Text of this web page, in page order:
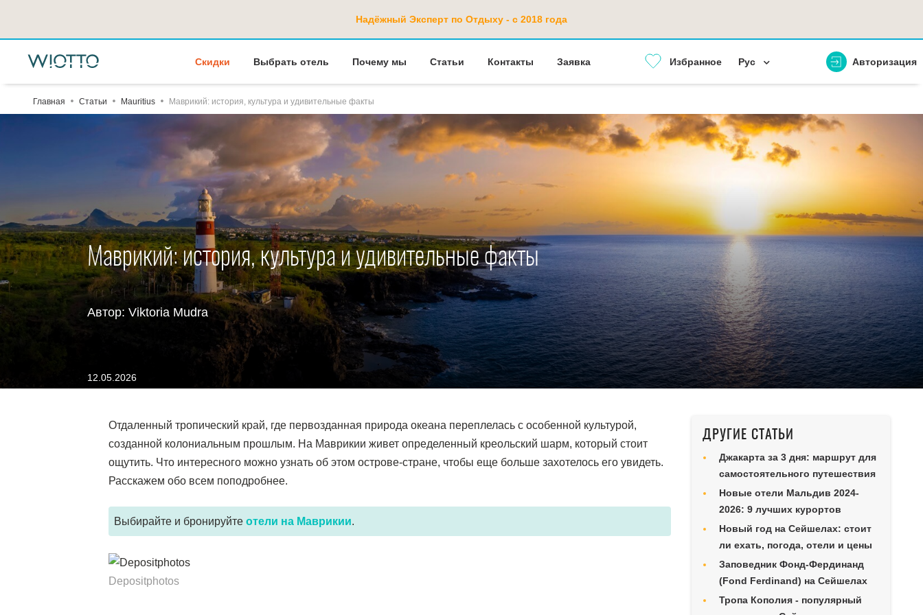
Надёжный Эксперт по Отдыху - с 2018 года
Скидки Выбрать отель Почему мы Статьи Контакты Заявка Избранное Рус Авторизация
Главная Статьи Mauritius Маврикий: история, культура и удивительные факты
Маврикий: история, культура и удивительные факты
Автор: Viktoria Mudra
12.05.2026
Отдаленный тропический край, где первозданная природа океана переплелась с особенной культурой,
созданной колониальным прошлым. На Маврикии живет определенный креольский шарм, который стоит
ощутить. Что интересного можно узнать об этом острове-стране, чтобы еще больше захотелось его увидеть.
Расскажем обо всем поподробнее.
Выбирайте и бронируйте отели на Маврикии.
Depositphotos
ДРУГИЕ СТАТЬИ
Джакарта за 3 дня: маршрут для
самостоятельного путешествия
Новые отели Мальдив 2024-
2026: 9 лучших курортов
Новый год на Сейшелах: стоит
ли ехать, погода, отели и цены
Заповедник Фонд-Фердинанд
(Fond Ferdinand) на Сейшелах
Тропа Кополия - популярный